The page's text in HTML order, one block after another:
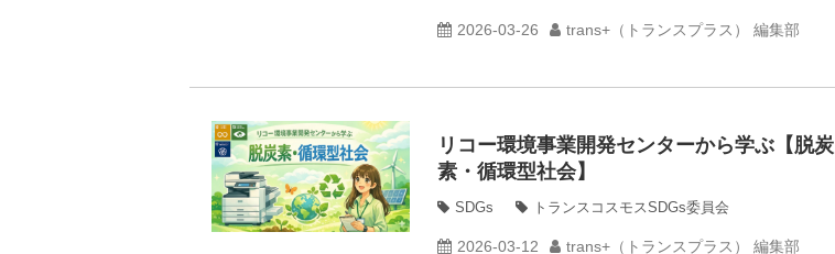
2026-03-26 trans+（トランスプラス） 編集部
リコー環境事業開発センターから学ぶ【脱炭
素・循環型社会】
SDGs トランスコスモスSDGs委員会
2026-03-12 trans+（トランスプラス） 編集部